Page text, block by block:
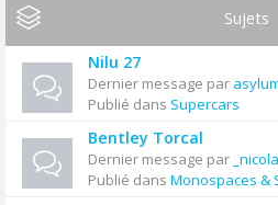
Sujets
Nilu 27
Dernier message par
Publié dans Supercars
Bentley Torcal
Dernier message par
Publié dans Monospaces &